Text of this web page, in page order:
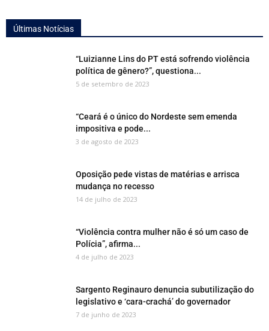
Últimas Notícias
“Luizianne Lins do PT está sofrendo violência
política de gênero?”, questiona...
5 de setembro de 2023
“Ceará é o único do Nordeste sem emenda
impositiva e pode...
3 de agosto de 2023
Oposição pede vistas de matérias e arrisca
mudança no recesso
14 de julho de 2023
“Violência contra mulher não é só um caso de
Polícia”, afirma...
4 de julho de 2023
Sargento Reginauro denuncia subutilização do
legislativo e ‘cara-crachá’ do governador
7 de junho de 2023